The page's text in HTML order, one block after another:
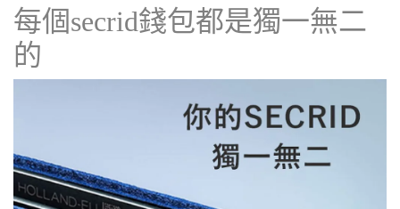
每個secrid錢包都是獨一無二
的